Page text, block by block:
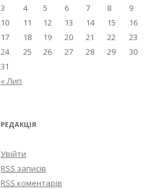
« Лип
3
4 5 6 7 8
9
10
11 12 13 14 15
16
17
18 19 20 21 22
23
24
25 26 27 28 29
30
31
РЕДАКЦІЯ
Увійти
RSS записів
RSS коментарів